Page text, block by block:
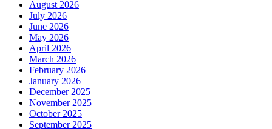
August 2026
July 2026
June 2026
May 2026
April 2026
March 2026
February 2026
January 2026
December 2025
November 2025
October 2025
September 2025